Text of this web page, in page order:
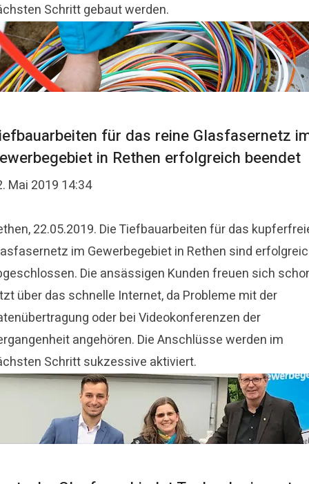
Schritt gebaut werden.
für das reine Glasfasernetz
in Rethen erfolgreich beendet
Mai 2019 14:34
22.05.2019. Die Tiefbauarbeiten für das
im Gewerbegebiet in Rethen sind
Die ansässigen Kunden freuen sich
über das schnelle Internet, da Probleme mit der
oder bei Videokonferenzen der
angehören. Die Anschlüsse werden im
Schritt sukzessive aktiviert.